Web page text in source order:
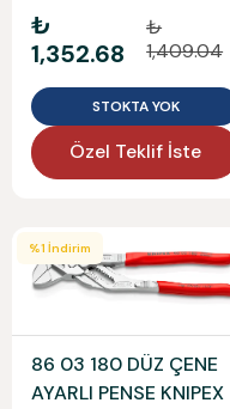
₺
1,352.68
₺
1,409.04
STOKTA YOK
Özel Teklif İste
%1 İndirim
86 03 180 DÜZ ÇENE
AYARLI PENSE KNIPEX